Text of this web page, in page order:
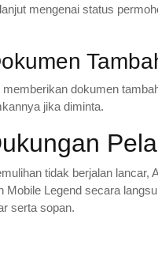
mengenai status
dokumen
jika diminta.
tidak berjalan
Mobile Legend secara
serta sopan.